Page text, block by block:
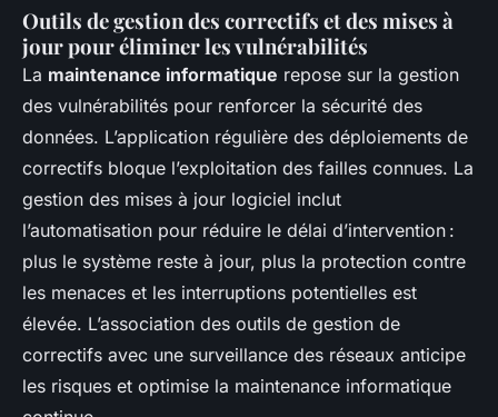
Outils de gestion des correctifs et des mises à
jour pour éliminer les vulnérabilités
La maintenance informatique repose sur la gestion
des vulnérabilités pour renforcer la sécurité des
données. L’application régulière des déploiements de
correctifs bloque l’exploitation des failles connues. La
gestion des mises à jour logiciel inclut
l’automatisation pour réduire le délai d’intervention :
plus le système reste à jour, plus la protection contre
les menaces et les interruptions potentielles est
élevée. L’association des outils de gestion de
correctifs avec une surveillance des réseaux anticipe
les risques et optimise la maintenance informatique